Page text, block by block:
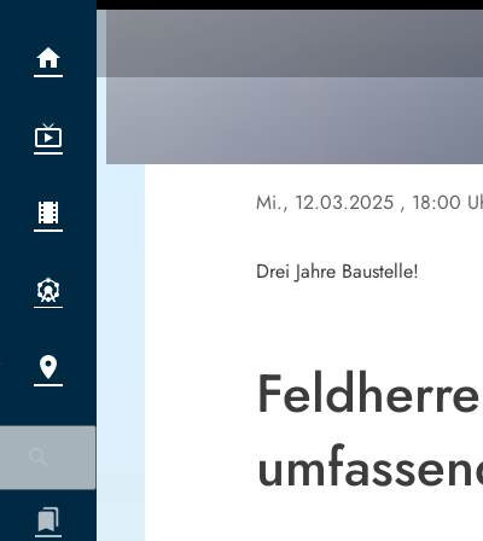
Mi., 12.03.2025 , 18:00
Drei Jahre Baustelle!